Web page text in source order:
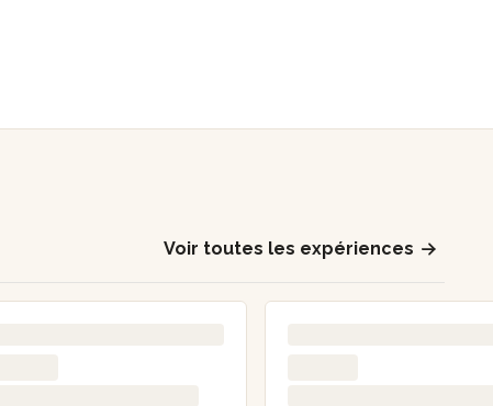
Voir toutes les expériences